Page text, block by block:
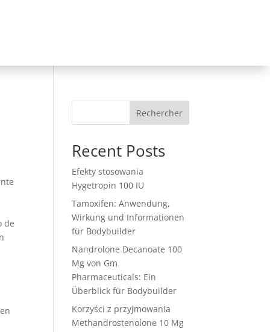
de
Rechercher
Recent Posts
Efekty stosowania
Hygetropin 100 IU
Tamoxifen: Anwendung,
Wirkung und Informationen
für Bodybuilder
Nandrolone Decanoate 100
Mg von Gm
Pharmaceuticals: Ein
Überblick für Bodybuilder
Korzyści z przyjmowania
Methandrostenolone 10 Mg